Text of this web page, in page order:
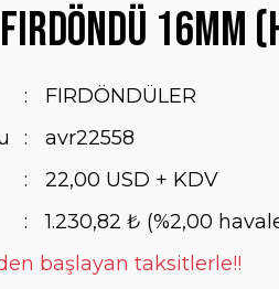
FIRDÖNDÜLER
avr22558
22,00 USD + KDV
1.230,82 ₺ (%2,00
başlayan taksitlerle!!